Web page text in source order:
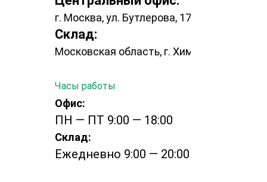
г. Москва, ул. Бутлерова, 17, Башня НЕО
Склад:
Московская область, г. Химки, Рабочая, 2а
Часы работы
Офис:
ПН — ПТ 9:00 — 18:00
Склад:
Ежедневно 9:00 — 20:00